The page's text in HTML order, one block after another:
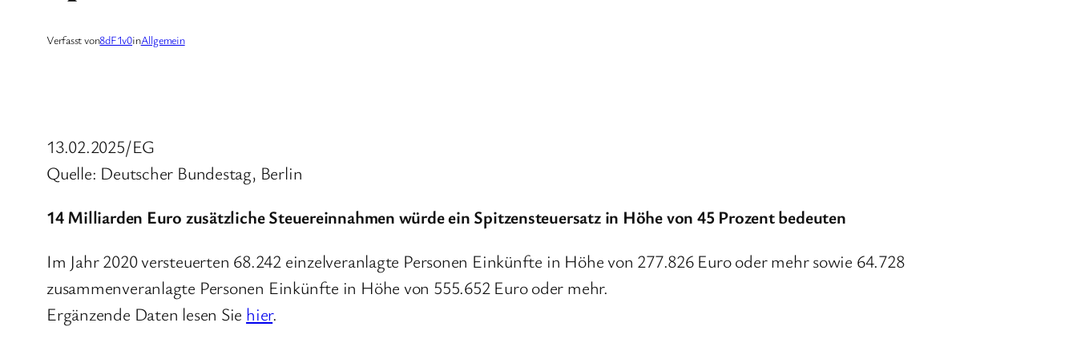
Verfasst von8dF1v0inAllgemein
13.02.2025/EG
Quelle: Deutscher Bundestag, Berlin
14 Milliarden Euro zusätzliche Steuereinnahmen würde ein Spitzensteuersatz in Höhe von 45 Prozent bedeuten
Im Jahr 2020 versteuerten 68.242 einzelveranlagte Personen Einkünfte in Höhe von 277.826 Euro oder mehr sowie 64.728
zusammenveranlagte Personen Einkünfte in Höhe von 555.652 Euro oder mehr.
Ergänzende Daten lesen Sie hier.